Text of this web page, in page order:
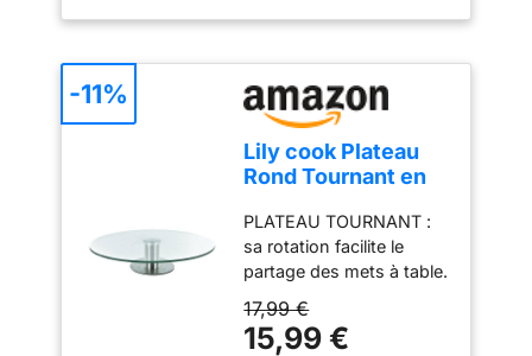
Lily cook Plateau
Rond Tournant en
Transparent
PLATEAU TOURNANT :
sa rotation facilite le
partage des mets à table.
Un service convivial et
malin VERRE ET INOX :
leur alliance allie
17,99 €
15,99 €
-11%